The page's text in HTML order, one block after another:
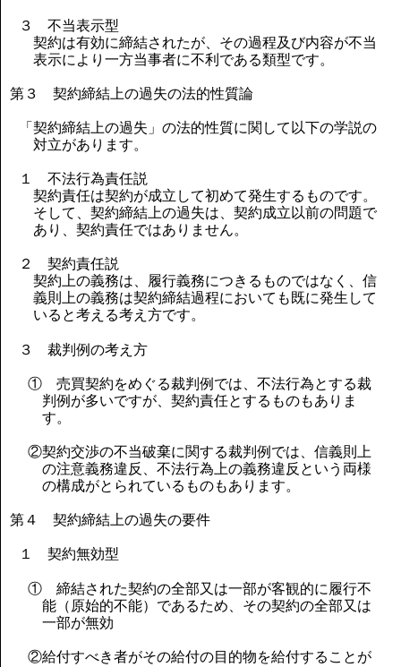
３ 不当表示型
契約は有効に締結されたが、その過程及び内容が不当
表示により一方当事者に不利である類型です。
第３ 契約締結上の過失の法的性質論
「契約締結上の過失」の法的性質に関して以下の学説の
対立があります。
１ 不法行為責任説
契約責任は契約が成立して初めて発生するものです。
そして、契約締結上の過失は、契約成立以前の問題で
あり、契約責任ではありません。
２ 契約責任説
契約上の義務は、履行義務につきるものではなく、信
義則上の義務は契約締結過程においても既に発生して
いると考える考え方です。
３ 裁判例の考え方
① 売買契約をめぐる裁判例では、不法行為とする裁
判例が多いですが、契約責任とするものもありま
す。
②契約交渉の不当破棄に関する裁判例では、信義則上
の注意義務違反、不法行為上の義務違反という両様
の構成がとられているものもあります。
第４ 契約締結上の過失の要件
１ 契約無効型
① 締結された契約の全部又は一部が客観的に履行不
能（原始的不能）であるため、その契約の全部又は
一部が無効
②給付すべき者がその給付の目的物を給付することが